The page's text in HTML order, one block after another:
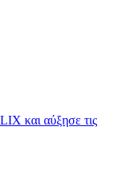
και αύξησε τις